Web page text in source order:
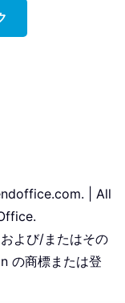
| All
よび/またはその
の商標または登